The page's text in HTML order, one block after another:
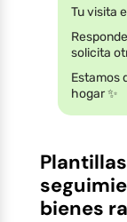
Tu visita
solicita
Estamos
hogar ✨
bienes